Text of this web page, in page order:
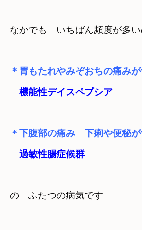
なかでも　いちばん頻度が多
＊胃もたれやみぞおちの痛み
機能性デイスペプシア
＊下腹部の痛み　下痢や便秘
過敏性腸症候群
の　ふたつの病気です